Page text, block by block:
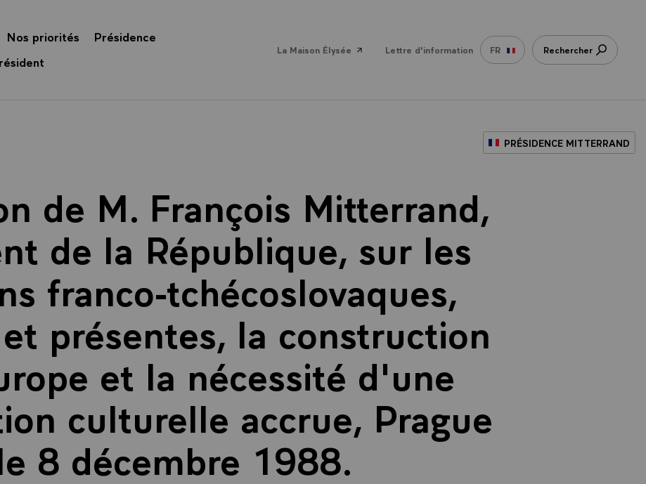
Nos priorités
Présidence
La Maison Élysée Lettre d'information FR Rechercher
PRÉSIDENCE MITTERRAND
de M. François Mitterrand,
de la République, sur les
franco-tchécoslovaques,
présentes, la construction
et la nécessité d'une
culturelle accrue, Prague
8 décembre 1988.